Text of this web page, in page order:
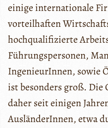
einige internationale
vorteilhaften
hochqualifizierte
Führungspersonen,
IngenieurInnen, sowie
ist besonders groß. Die
daher seit einigen
AusländerInnen, etwa